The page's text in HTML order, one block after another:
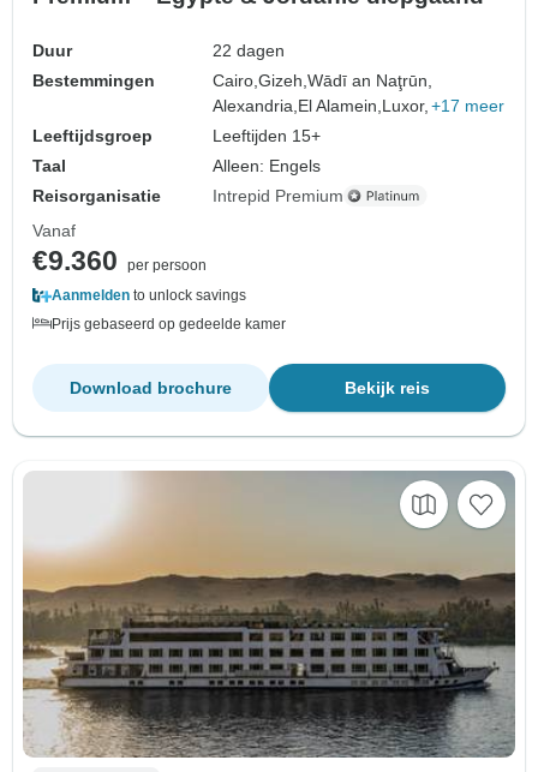
Duur
22 dagen
Bestemmingen
Cairo,Gizeh,Wādī an Naţrūn,
Alexandria, El Alamein, Luxor, +17 meer
Leeftijdsgroep
Leeftijden 15+
Taal
Alleen: Engels
Reisorganisatie
Intrepid Premium
Vanaf
€9.360
per persoon
Aanmelden to unlock savings
Prijs gebaseerd op gedeelde kamer
Bekijk reis
Download brochure